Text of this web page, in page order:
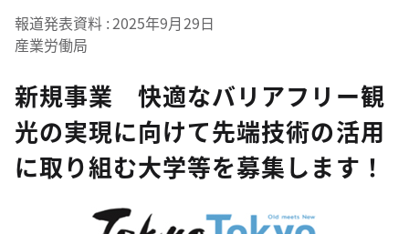
報道発表資料 2025年9月29日
産業労働局
新規事業 快適なバリアフリー観
光の実現に向けて先端技術の活用
に取り組む大学等を募集します！